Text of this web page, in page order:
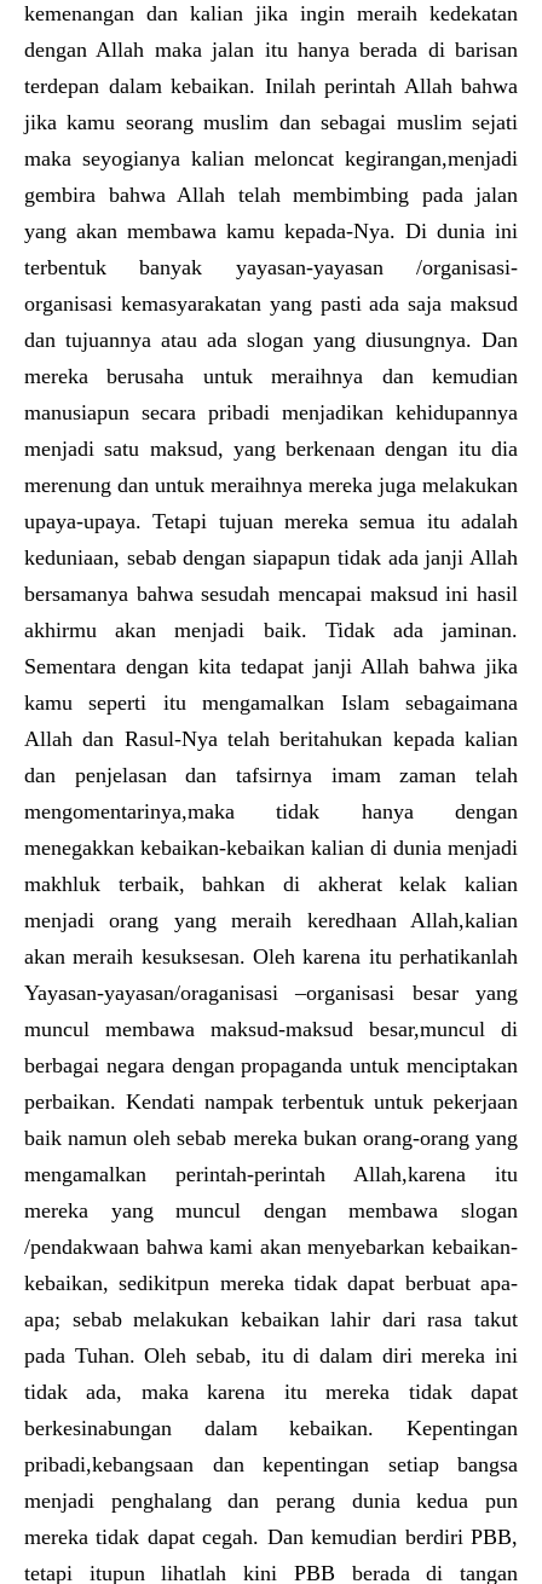
kemenangan dan kalian jika ingin meraih kedekatan
dengan Allah maka jalan itu hanya berada di barisan
terdepan dalam kebaikan. Inilah perintah Allah bahwa
jika kamu seorang muslim dan sebagai muslim sejati
maka seyogianya kalian meloncat kegirangan,menjadi
gembira bahwa Allah telah membimbing pada jalan
yang akan membawa kamu kepada-Nya. Di dunia ini
terbentuk banyak yayasan-yayasan /organisasi-
organisasi kemasyarakatan yang pasti ada saja maksud
dan tujuannya atau ada slogan yang diusungnya. Dan
mereka berusaha untuk meraihnya dan kemudian
manusiapun secara pribadi menjadikan kehidupannya
menjadi satu maksud, yang berkenaan dengan itu dia
merenung dan untuk meraihnya mereka juga melakukan
upaya-upaya. Tetapi tujuan mereka semua itu adalah
keduniaan, sebab dengan siapapun tidak ada janji Allah
bersamanya bahwa sesudah mencapai maksud ini hasil
akhirmu akan menjadi baik. Tidak ada jaminan.
Sementara dengan kita tedapat janji Allah bahwa jika
kamu seperti itu mengamalkan Islam sebagaimana
Allah dan Rasul-Nya telah beritahukan kepada kalian
dan penjelasan dan tafsirnya imam zaman telah
mengomentarinya,maka tidak hanya dengan
menegakkan kebaikan-kebaikan kalian di dunia menjadi
makhluk terbaik, bahkan di akherat kelak kalian
menjadi orang yang meraih keredhaan Allah,kalian
akan meraih kesuksesan. Oleh karena itu perhatikanlah
Yayasan-yayasan/oraganisasi –organisasi besar yang
muncul membawa maksud-maksud besar,muncul di
berbagai negara dengan propaganda untuk menciptakan
perbaikan. Kendati nampak terbentuk untuk pekerjaan
baik namun oleh sebab mereka bukan orang-orang yang
mengamalkan perintah-perintah Allah,karena itu
mereka yang muncul dengan membawa slogan
/pendakwaan bahwa kami akan menyebarkan kebaikan-
kebaikan, sedikitpun mereka tidak dapat berbuat apa-
apa; sebab melakukan kebaikan lahir dari rasa takut
pada Tuhan. Oleh sebab, itu di dalam diri mereka ini
tidak ada, maka karena itu mereka tidak dapat
berkesinabungan dalam kebaikan. Kepentingan
pribadi,kebangsaan dan kepentingan setiap bangsa
menjadi penghalang dan perang dunia kedua pun
mereka tidak dapat cegah. Dan kemudian berdiri PBB,
tetapi itupun lihatlah kini PBB berada di tangan